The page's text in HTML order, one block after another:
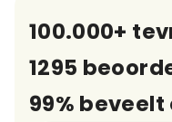
100.000+
1295
99% beveelt